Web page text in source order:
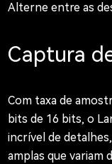
Alterne entre as
Captura
Com taxa de
bits de 16 bits, o
incrível de
amplas que variam